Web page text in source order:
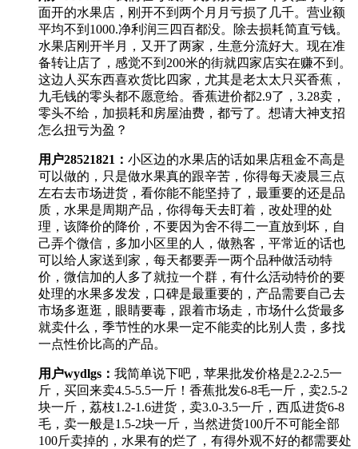
面开的水果店，刚开不到两个月月亏损了几千。营业额
平均不到1000.净利润三四百都没。除去损耗简直亏钱。
水果店刚开半月，又开了两家，生意分流好大。现在准
备转让店了，感觉不到200米的街就四家店实在赚不到。
这边人买东西喜欢货比四家，尤其是老太太只买香蕉，
九毛钱的零头都不愿意给。香蕉进价都2.9了，3.28卖，
零头不给，加损耗和房屋油费，都亏了。想请大神支招
怎么扭亏为盈？
用户28521821 ： 小区边的水果店的话如果店租金不高是
可以做的，只是做水果真的跟辛苦，你得每天凌晨三点
左右去市场进货，看你能不能坚持了，最重要的还是品
质，水果是周期产品，你得每天去盯着，改处理的处
理，该降价的降价，不要因为舍不得二一直放到坏，自
己弄个微信，多加小区里的人，做熟客，平常近的话也
可以给人家送到家，每天都要弄一两个品种做活动特
价，微信加的人多了就拉一个群，有什么活动特价的要
处理的水果多发发，口碑是最重要的，产品需要自己去
市场多逛逛，眼睛要毒，跟着市场走，市场什么货最多
就卖什么，季节性的水果一定不能卖的比别人贵，多找
一点性价比高的产品。
用户wydlgs ： 我简单说下吧，苹果批发价格是2.2-2.5一
斤，买回来卖4.5-5.5一斤！香蕉批发6-8毛一斤，卖2.5-2
块一斤，荔枝1.2-1.6进货，卖3.0-3.5一斤，西瓜进货6-8
毛，卖一般是1.5-2块一斤，当然进货100斤不可能全部
100斤卖掉的，水果有的烂了，有得外观不好的都需要处